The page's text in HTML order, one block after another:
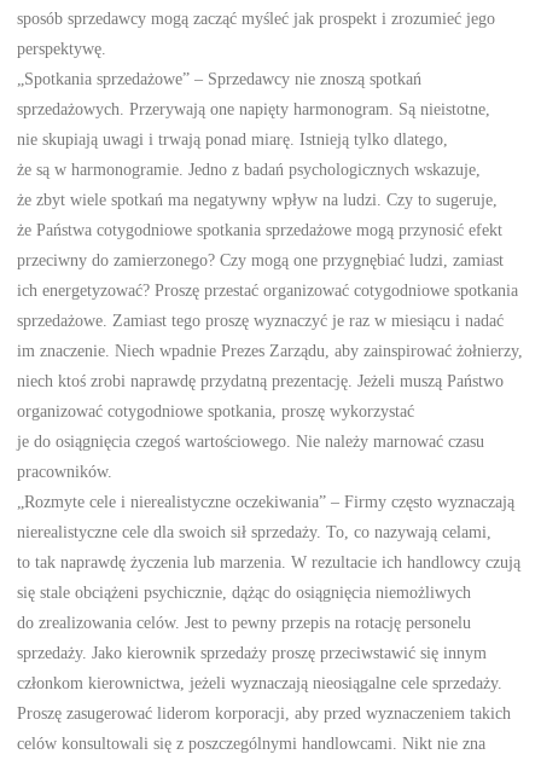
sposób sprzedawcy mogą zacząć myśleć jak prospekt i zrozumieć jego
perspektywę.
„Spotkania sprzedażowe” – Sprzedawcy nie znoszą spotkań
sprzedażowych. Przerywają one napięty harmonogram. Są nieistotne,
nie skupiają uwagi i trwają ponad miarę. Istnieją tylko dlatego,
że są w harmonogramie. Jedno z badań psychologicznych wskazuje,
że zbyt wiele spotkań ma negatywny wpływ na ludzi. Czy to sugeruje,
że Państwa cotygodniowe spotkania sprzedażowe mogą przynosić efekt
przeciwny do zamierzonego? Czy mogą one przygnębiać ludzi, zamiast
ich energetyzować? Proszę przestać organizować cotygodniowe spotkania
sprzedażowe. Zamiast tego proszę wyznaczyć je raz w miesiącu i nadać
im znaczenie. Niech wpadnie Prezes Zarządu, aby zainspirować żołnierzy,
niech ktoś zrobi naprawdę przydatną prezentację. Jeżeli muszą Państwo
organizować cotygodniowe spotkania, proszę wykorzystać
je do osiągnięcia czegoś wartościowego. Nie należy marnować czasu
pracowników.
„Rozmyte cele i nierealistyczne oczekiwania” – Firmy często wyznaczają
nierealistyczne cele dla swoich sił sprzedaży. To, co nazywają celami,
to tak naprawdę życzenia lub marzenia. W rezultacie ich handlowcy czują
się stale obciążeni psychicznie, dążąc do osiągnięcia niemożliwych
do zrealizowania celów. Jest to pewny przepis na rotację personelu
sprzedaży. Jako kierownik sprzedaży proszę przeciwstawić się innym
członkom kierownictwa, jeżeli wyznaczają nieosiągalne cele sprzedaży.
Proszę zasugerować liderom korporacji, aby przed wyznaczeniem takich
celów konsultowali się z poszczególnymi handlowcami. Nikt nie zna